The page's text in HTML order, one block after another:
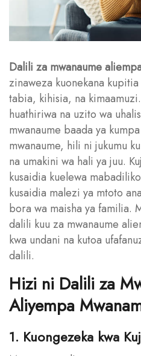
Dalili za mwanaume
zinaweza kuonekana
tabia, kihisia, na
huathiriwa na uzito wa
mwanaume baada ya
mwanaume, hili ni jukumu
na umakini wa hali ya juu.
kusaidia kuelewa
kusaidia malezi ya mtoto
bora wa maisha ya familia.
dalili kuu za mwanaume
kwa undani na kutoa
dalili.
Hizi ni Dalili za
Aliyempa
1. Kuongezeka kwa